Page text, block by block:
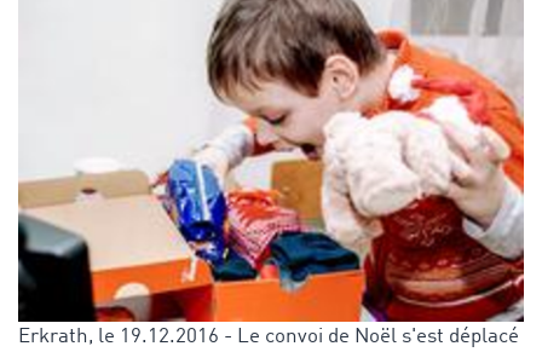
Erkrath, le 19.12.2016 - Le convoi de Noël s'est déplacé